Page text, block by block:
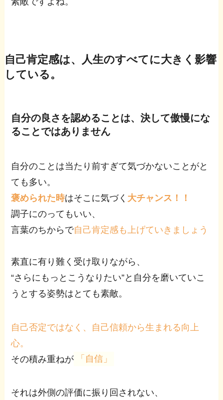
自己肯定感は、人生のすべてに大きく影響
している。
自分の良さを認めることは、決して傲慢にな
ることではありません
自分のことは当たり前すぎて気づかないことがと
ても多い。
褒められた時はそこに気づく 大チャンス！！
調子にのってもいい、
言葉のちからで自己肯定感も上げていきましょう
素直に有り難く受け取りながら、
“さらにもっとこうなりたい”と自分を磨いていこ
うとする姿勢はとても素敵。
自己否定ではなく、自己信頼から生まれる向上
心。
その積み重ねが
「自信」
それは外側の評価に振り回されない、